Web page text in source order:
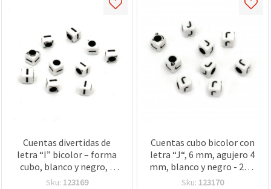
Cuentas divertidas de
letra “I” bicolor – forma
cubo, blanco y negro, 6
mm, agujero 4 mm, aprox.
Sku: 123169
Cuentas cubo bicolor con
letra “J“, 6 mm, agujero 4
mm, blanco y negro - 20 g
(aprox. 95 uds.)
Sku: 123170